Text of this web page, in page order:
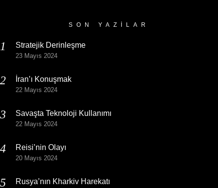
SON YAZILAR
Stratejik Derinleşme
23 Mayıs 2024
İran’ı Konuşmak
22 Mayıs 2024
Savaşta Teknoloji Kullanımı
22 Mayıs 2024
Reisi’nin Olayı
20 Mayıs 2024
Rusya’nın Kharkiv Harekatı